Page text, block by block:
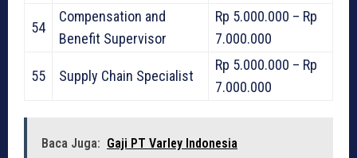
54
Compensation and
Benefit Supervisor
Rp 5.000.000 – Rp
7.000.000
55 Supply Chain Specialist
Rp 5.000.000 – Rp
7.000.000
Baca Juga: Gaji PT Varley Indonesia